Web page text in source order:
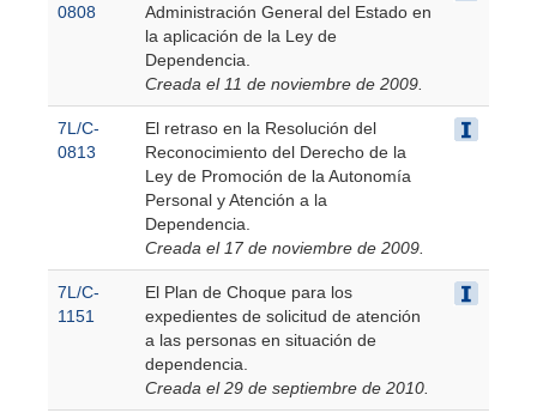
0808
Administración General del Estado en
la aplicación de la Ley de
Dependencia.
Creada el 11 de noviembre de 2009.
7L/C-
0813
El retraso en la Resolución del
Reconocimiento del Derecho de la
Ley de Promoción de la Autonomía
Personal y Atención a la
Dependencia.
Creada el 17 de noviembre de 2009.
7L/C-
1151
El Plan de Choque para los
expedientes de solicitud de atención
a las personas en situación de
dependencia.
Creada el 29 de septiembre de 2010.